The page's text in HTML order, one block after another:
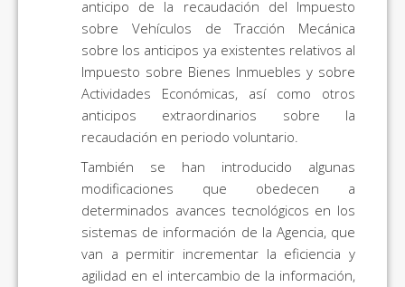
anticipo de la recaudación del Impuesto
sobre Vehículos de Tracción Mecánica
sobre los anticipos ya existentes relativos al
Impuesto sobre Bienes Inmuebles y sobre
Actividades Económicas, así como otros
anticipos extraordinarios sobre la
recaudación en periodo voluntario.
También se han introducido algunas
modificaciones que obedecen a
determinados avances tecnológicos en los
sistemas de información de la Agencia, que
van a permitir incrementar la eficiencia y
agilidad en el intercambio de la información,